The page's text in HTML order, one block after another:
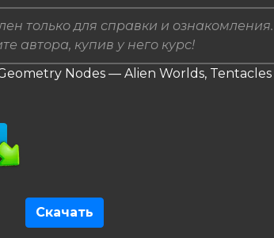
только для справки и ознакомления.
автора, купив у него курс!
Nodes — Alien Worlds, Tentacles
Скачать